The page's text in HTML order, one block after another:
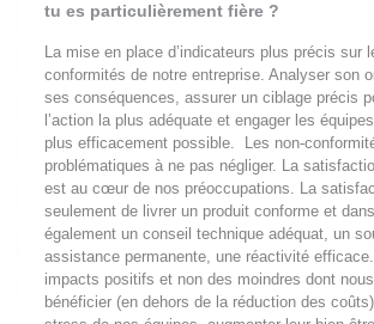
tu es particulièrement fière ?
La mise en place d’indicateurs plus précis sur
conformités de notre entreprise. Analyser son
ses conséquences, assurer un ciblage précis
l’action la plus adéquate et engager les
plus efficacement possible. Les non-
problématiques à ne pas négliger. La
est au cœur de nos préoccupations. La
seulement de livrer un produit conforme et
également un conseil technique adéquat, un
assistance permanente, une réactivité efficace.
impacts positifs et non des moindres dont
bénéficier (en dehors de la réduction des